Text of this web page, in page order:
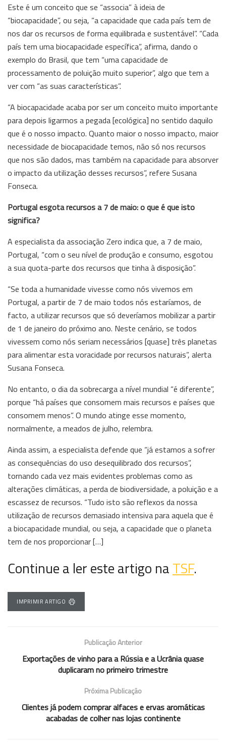
Este é um conceito que se “associa” à ideia de
“biocapacidade”, ou seja, “a capacidade que cada país tem de
nos dar os recursos de forma equilibrada e sustentável”. “Cada
país tem uma biocapacidade específica”, afirma, dando o
exemplo do Brasil, que tem “uma capacidade de
processamento de poluição muito superior”, algo que tem a
ver com “as suas características”.
“A biocapacidade acaba por ser um conceito muito importante
para depois ligarmos a pegada [ecológica] no sentido daquilo
que é o nosso impacto. Quanto maior o nosso impacto, maior
necessidade de biocapacidade temos, não só nos recursos
que nos são dados, mas também na capacidade para absorver
o impacto da utilização desses recursos”, refere Susana
Fonseca.
Portugal esgota recursos a 7 de maio: o que é que isto
significa?
A especialista da associação Zero indica que, a 7 de maio,
Portugal, “com o seu nível de produção e consumo, esgotou
a sua quota-parte dos recursos que tinha à disposição”.
“Se toda a humanidade vivesse como nós vivemos em
Portugal, a partir de 7 de maio todos nós estaríamos, de
facto, a utilizar recursos que só deveríamos mobilizar a partir
de 1 de janeiro do próximo ano. Neste cenário, se todos
vivessem como nós seriam necessários [quase] três planetas
para alimentar esta voracidade por recursos naturais”, alerta
Susana Fonseca.
No entanto, o dia da sobrecarga a nível mundial “é diferente”,
porque “há países que consomem mais recursos e países que
consomem menos”. O mundo atinge esse momento,
normalmente, a meados de julho, relembra.
Ainda assim, a especialista defende que “já estamos a sofrer
as consequências do uso desequilibrado dos recursos”,
tornando cada vez mais evidentes problemas como as
alterações climáticas, a perda de biodiversidade, a poluição e a
escassez de recursos. “Tudo isto são reflexos da nossa
utilização de recursos demasiado intensiva para aquela que é
a biocapacidade mundial, ou seja, a capacidade que o planeta
tem de nos proporcionar […]
Continue a ler este artigo naTSF.
IMPRIMIR ARTIGO
Publicação Anterior
Exportações de vinho para a Rússia e a Ucrânia quase
duplicaram no primeiro trimestre
Próxima Publicação
Clientes já podem comprar alfaces e ervas aromáticas
acabadas de colher nas lojas continente